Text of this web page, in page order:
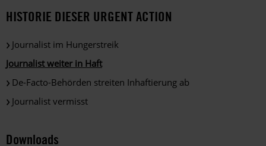
HISTORIE DIESER URGENT ACTION
Journalist im Hungerstreik
Journalist weiter in Haft
De-Facto-Behörden streiten Inhaftierung ab
Journalist vermisst
Downloads